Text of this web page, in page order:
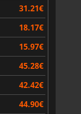
31.21€
18.17€
15.97€
45.28€
42.42€
44.90€